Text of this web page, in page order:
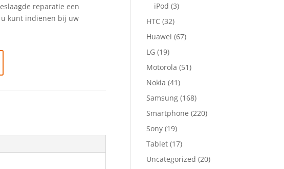
reparatie een
kunt indienen bij uw
iPod (3)
HTC (32)
Huawei (67)
LG (19)
Motorola (51)
Nokia (41)
Samsung (168)
Smartphone (220)
Sony (19)
Tablet (17)
Uncategorized (20)